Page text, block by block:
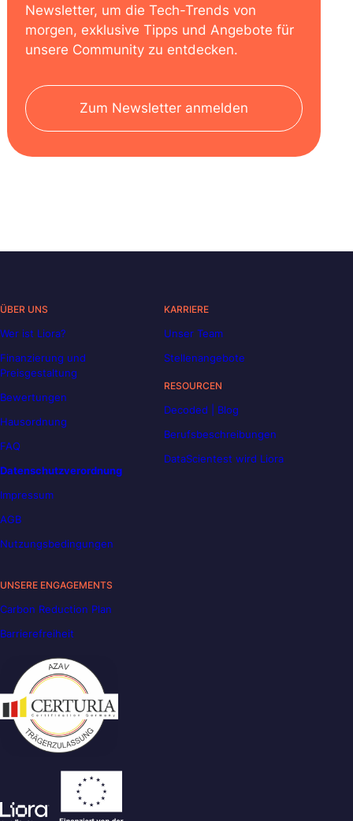
Newsletter, um die Tech-Trends von
morgen, exklusive Tipps und Angebote für
unsere Community zu entdecken.
Zum Newsletter anmelden
ÜBER UNS
Wer ist Liora?
Finanzierung und
Preisgestaltung
Bewertungen
Hausordnung
FAQ
Datenschutzverordnung
Impressum
AGB
Nutzungsbedingungen
KARRIERE
Unser Team
Stellenangebote
RESOURCEN
Decoded | Blog
Berufsbeschreibungen
DataScientest wird Liora
UNSERE ENGAGEMENTS
Carbon Reduction Plan
Barrierefreiheit